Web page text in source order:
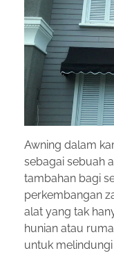
Awning dalam
sebagai sebuah
tambahan bagi
perkembangan
alat yang tak
hunian atau
untuk